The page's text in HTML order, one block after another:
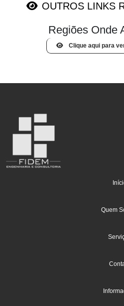
OUTROS LINKS
Regiões Onde
Clique aqui para
Quem